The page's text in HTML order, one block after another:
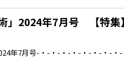
」2024年7月号 【特集
年7月号-・-・-・-・-・-・-・-・-